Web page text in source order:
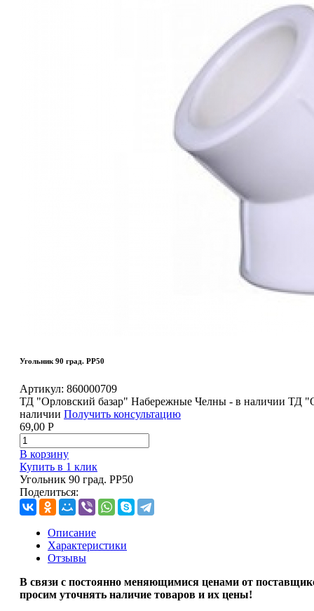
Угольник 90 град. РР50
Артикул: 860000709
ТД "Орловский базар" Набережные Челны - в наличии ТД
наличии Получить консультацию
69,00 Р
В корзину
Купить в 1 клик
Угольник 90 град. РР50
Поделиться:
Описание
Характеристики
Отзывы
В связи с постоянно меняющимися ценами от
просим уточнять наличие товаров и их цены!